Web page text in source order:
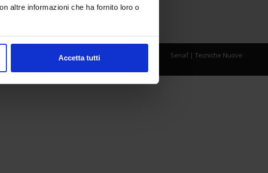
altre informazioni che ha fornito loro o
Accetta tutti Senaf| Tecniche Nuove